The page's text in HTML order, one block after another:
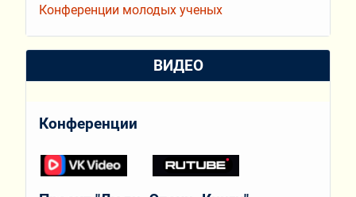
Конференции молодых ученых
ВИДЕО
Конференции